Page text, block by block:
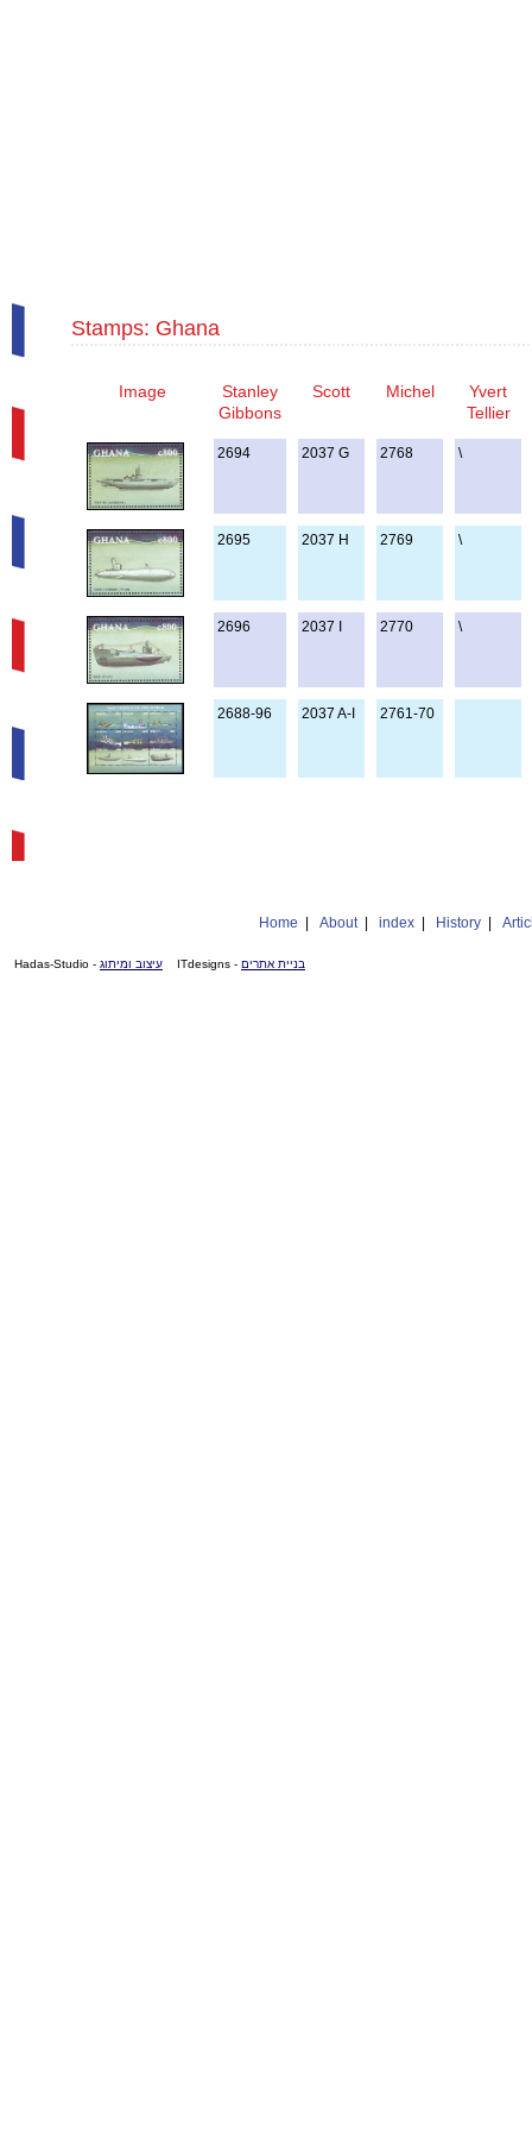
Stamps: Ghana
Image
Stanley
Gibbons
Scott Michel
Yvert
Tellier
2694 2037 G 2768 \
2695 2037 H 2769 \
2696 2037 I 2770 \
2688-96 2037 A-I 2761-70
Home About| index History
בניית אתרים - ITdesigns עיצוב ומיתוג - Hadas-Studio